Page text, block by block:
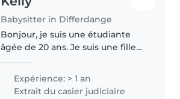
Babysitter in Differdange
Bonjour, je suis une étudiante
âgée de 20 ans. Je suis une fille
cherche un travail pour pendant
la semaine ou les weekends. Je
Expérience: > 1 an
Extrait du casier judiciaire